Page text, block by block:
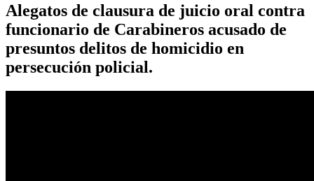
Alegatos de clausura de juicio oral contra
funcionario de Carabineros acusado de
presuntos delitos de homicidio en
persecución policial.